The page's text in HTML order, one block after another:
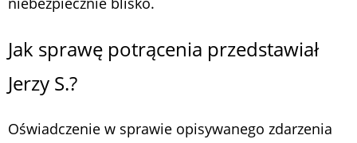
Jak sprawę potrącenia przedstawiał
Jerzy S.?
Oświadczenie w sprawie opisywanego zdarzenia